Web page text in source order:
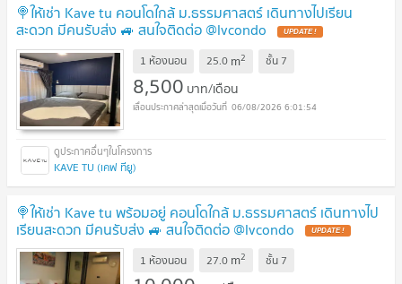
🍭ให้เช่า Kave tu คอนโดใกล้ ม.ธรรมศาสตร์ เดินทางไปเรียน
สะดวก มีคนรับส่ง 🚙 สนใจติดต่อ @lvcondo
1 ห้องนอน 25.0 m2 ชั้น 7
8,500 บาท/เดือน
06/08/2026 6:01:54
KAVE TU (เคฟ ทียู)
🍭ให้เช่า Kave tu พร้อมอยู่ คอนโดใกล้ ม.ธรรมศาสตร์ เดินทางไป
เรียนสะดวก มีคนรับส่ง 🚙 สนใจติดต่อ @lvcondo
1 ห้องนอน 27.0 m2 ชั้น 7